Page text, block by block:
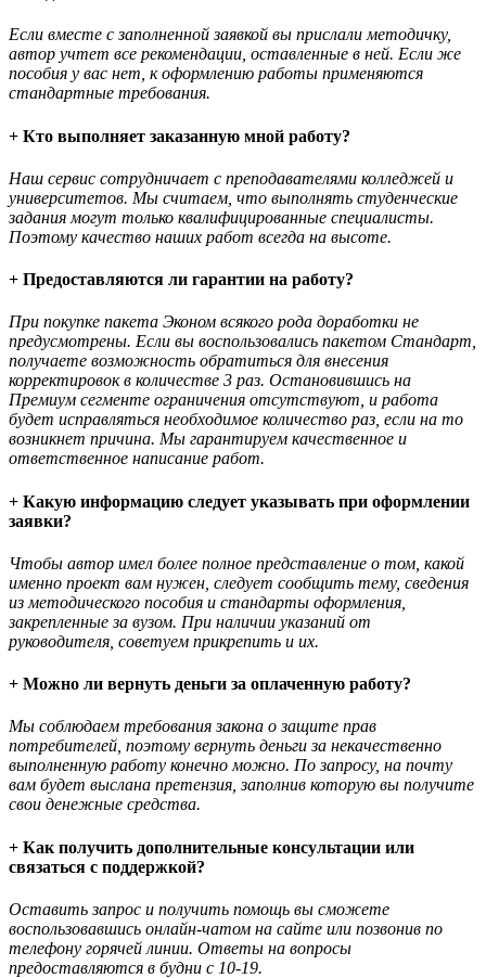
Если вместе с заполненной заявкой вы прислали методичку,
автор учтет все рекомендации, оставленные в ней. Если же
пособия у вас нет, к оформлению работы применяются
стандартные требования.
+ Кто выполняет заказанную мной работу?
Наш сервис сотрудничает с преподавателями колледжей и
университетов. Мы считаем, что выполнять студенческие
задания могут только квалифицированные специалисты.
Поэтому качество наших работ всегда на высоте.
+ Предоставляются ли гарантии на работу?
При покупке пакета Эконом всякого рода доработки не
предусмотрены. Если вы воспользовались пакетом Стандарт,
получаете возможность обратиться для внесения
корректировок в количестве 3 раз. Остановившись на
Премиум сегменте ограничения отсутствуют, и работа
будет исправляться необходимое количество раз, если на то
возникнет причина. Мы гарантируем качественное и
ответственное написание работ.
+ Какую информацию следует указывать при оформлении
заявки?
Чтобы автор имел более полное представление о том, какой
именно проект вам нужен, следует сообщить тему, сведения
из методического пособия и стандарты оформления,
закрепленные за вузом. При наличии указаний от
руководителя, советуем прикрепить и их.
+ Можно ли вернуть деньги за оплаченную работу?
Мы соблюдаем требования закона о защите прав
потребителей, поэтому вернуть деньги за некачественно
выполненную работу конечно можно. По запросу, на почту
вам будет выслана претензия, заполнив которую вы получите
свои денежные средства.
+ Как получить дополнительные консультации или
связаться с поддержкой?
Оставить запрос и получить помощь вы сможете
воспользовавшись онлайн-чатом на сайте или позвонив по
телефону горячей линии. Ответы на вопросы
предоставляются в будни с 10-19.